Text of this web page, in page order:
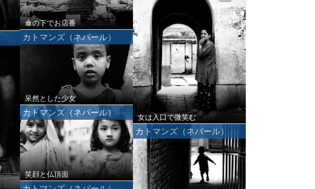
傘の下でお店番
女は入口で微笑む
カトマンズ（ネパール）
呆然とした少女
カトマンズ（ネパール）
笑顔と仏頂面
カトマンズ（ネパール）